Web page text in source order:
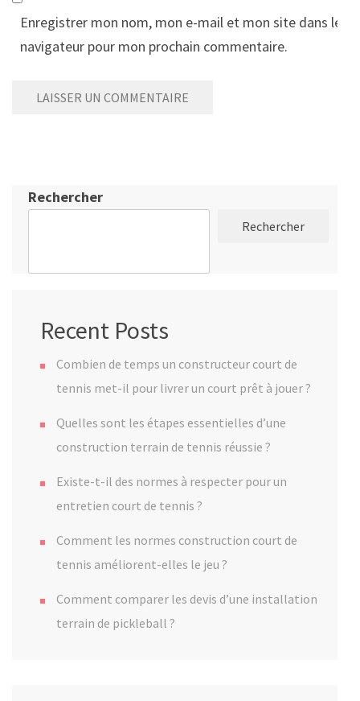
Enregistrer mon nom, mon e-mail et mon site dans le
navigateur pour mon prochain commentaire.
Rechercher
Rechercher
Recent Posts
Combien de temps un constructeur court de
tennis met-il pour livrer un court prêt à jouer ?
Quelles sont les étapes essentielles d’une
construction terrain de tennis réussie ?
Existe-t-il des normes à respecter pour un
entretien court de tennis ?
Comment les normes construction court de
tennis améliorent-elles le jeu ?
Comment comparer les devis d’une installation
terrain de pickleball ?